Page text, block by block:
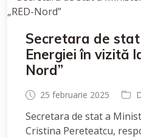
Secretara de
Energiei în vizită
Nord”
25 februarie 2025
Secretara de stat a
Cristina Pereteatcu,